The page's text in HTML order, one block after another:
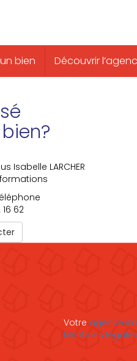
bien Découvrir
Isabelle LARCHER
62
Votre agence
Mentions légales